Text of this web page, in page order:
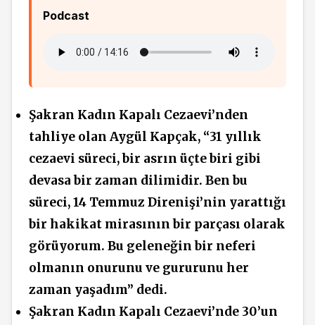
Podcast
Şakran Kadın Kapalı Cezaevi’nden
tahliye olan Aygül Kapçak, “31 yıllık
cezaevi süreci, bir asrın üçte biri gibi
devasa bir zaman dilimidir. Ben bu
süreci, 14 Temmuz Direnişi’nin yarattığı
bir hakikat mirasının bir parçası olarak
görüyorum. Bu geleneğin bir neferi
olmanın onurunu ve gururunu her
zaman yaşadım” dedi.
Şakran Kadın Kapalı Cezaevi’nde 30’un